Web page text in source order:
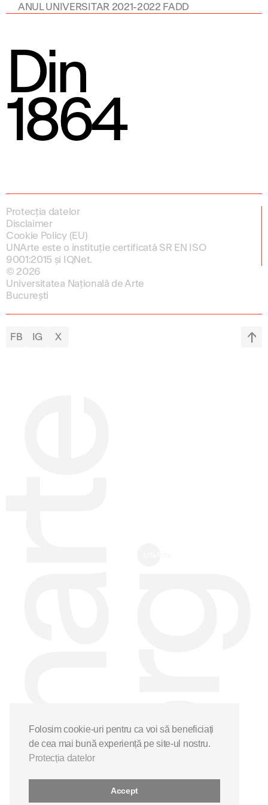
ANUL UNIVERSITAR 2021-2022 FADD
Din
1864
Protecția datelor
Disclaimer
Cookie Policy (EU)
UNArte este o instituție certificată SR EN ISO
9001:2015 și IQNet.
© 2026
Universitatea Națională de Arte
București
FB IG X
Folosim cookie-uri pentru ca voi să beneficiați
de cea mai bună experiență pe site-ul nostru.
Protecția datelor
Accept